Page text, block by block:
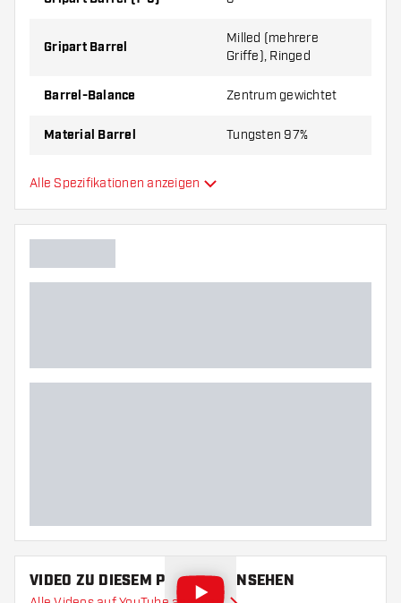
Gripart Barrel
Milled (mehrere
Griffe), Ringed
Barrel-Balance Zentrum gewichtet
Material Barrel Tungsten 97%
Gripart Barrelnase
Dartspieler
Barrelform
Alle Spezifikationen anzeigen
VIDEO ZU DIESEM PRODUKT ANSEHEN